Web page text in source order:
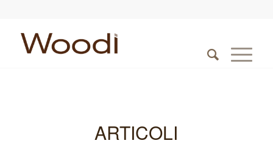
ARTICOLI